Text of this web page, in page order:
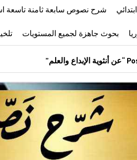
شرح نصوص سابعة ثامنة تاسعة
بحوث جاهزة لجميع المستويات